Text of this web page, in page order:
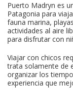
Puerto Madryn es
Patagonia para
fauna marina,
actividades al aire
para disfrutar con
Viajar con chicos
trata solamente de
organizar los
experiencia que